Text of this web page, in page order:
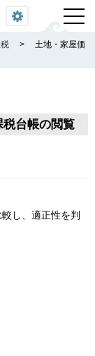
閲覧機能
>
土地・家屋価
台帳の閲覧
し、適正性を判